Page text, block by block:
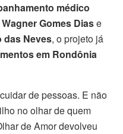
médico
Wagner Gomes Diase
das Neves, o projeto já
em Rondônia
de pessoas. E não
no olhar de quem
de Amor devolveu